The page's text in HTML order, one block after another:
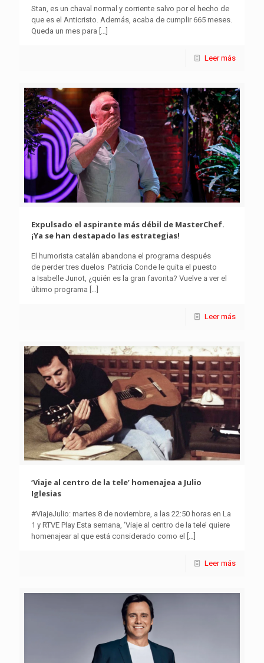
Stan, es un chaval normal y corriente salvo por el hecho de
que es el Anticristo. Además, acaba de cumplir 665 meses.
Queda un mes para […]
Leer más
Expulsado el aspirante más débil de MasterChef.
¡Ya se han destapado las estrategias!
El humorista catalán abandona el programa después
de perder tres duelos Patricia Conde le quita el puesto
a Isabelle Junot, ¿quién es la gran favorita? Vuelve a ver el
último programa […]
Leer más
‘Viaje al centro de la tele’ homenajea a Julio
Iglesias
#ViajeJulio: martes 8 de noviembre, a las 22:50 horas en La
1 y RTVE Play Esta semana, ‘Viaje al centro de la tele’ quiere
homenajear al que está considerado como el
[…]
Leer más